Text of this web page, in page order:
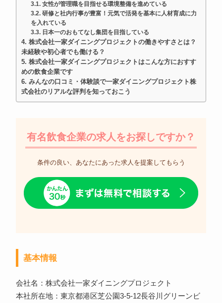
女性が管理職を目指せる環境整備を進めている
研修と社内行事が豊富！元気で活発を基本に人材育成に力
を入れている
日本一のおもてなし集団を目指している
株式会社一家ダイニングプロジェクトの働きやすさとは？
未経験や初心者でも働ける？
株式会社一家ダイニングプロジェクトはこんな方におすす
めの飲食企業です
みんなの口コミ・体験談で一家ダイニングプロジェクト株
式会社のリアルな評判を知っておこう
有名飲食企業の求人をお探しですか？
条件の良い、あなたにあった求人を提案してもらう
基本情報
会社名：株式会社一家ダイニングプロジェクト
本社所在地：東京都港区芝公園3-5-12長谷川グリーンビ